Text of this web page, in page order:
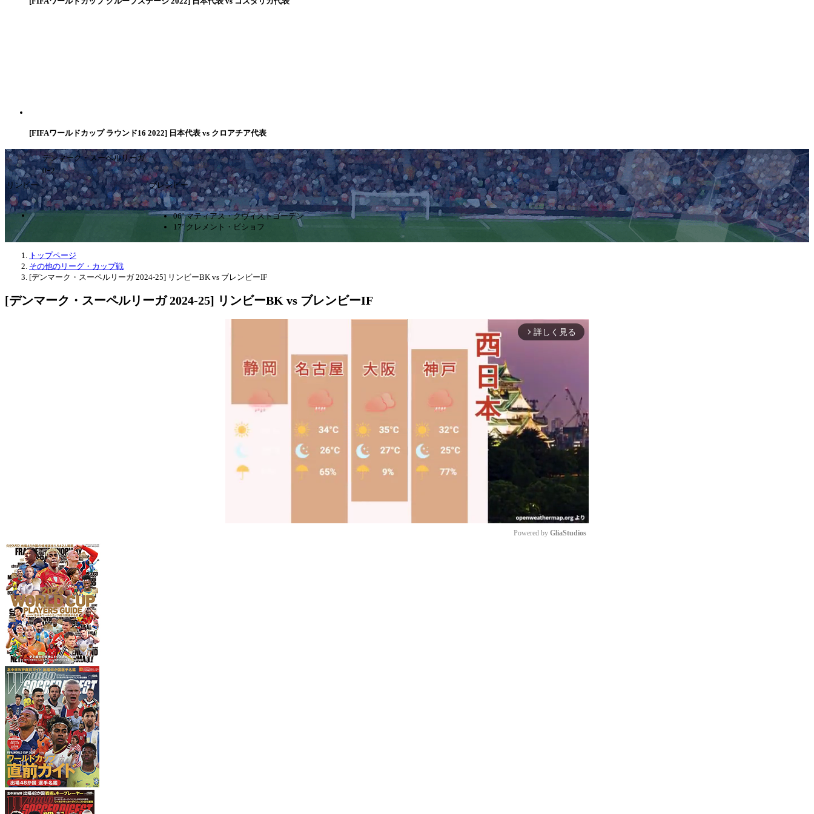
[FIFAワールドカップ ラウンド16 2022] 日本代表 vs クロアチア代表
デンマーク・スーペルリーガ
0ｰ2
リンビー
ブレンビー
06’ マティアス・クヴィストゴーデン
17’ クレメント・ビショフ
トップページ
その他のリーグ・カップ戦
[デンマーク・スーペルリーガ 2024-25] リンビーBK vs ブレンビーIF
[デンマーク・スーペルリーガ 2024-25] リンビーBK vs ブレンビーIF
arrow_forward_ios 詳しく見る
Powered by GliaStudios